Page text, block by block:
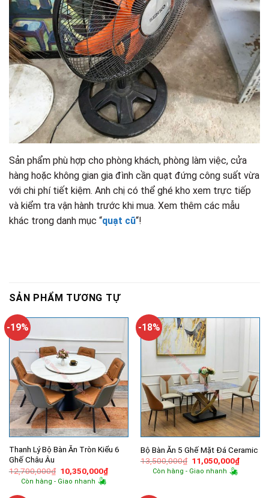
Sản phẩm phù hợp cho phòng khách, phòng làm việc, cửa
hàng hoặc không gian gia đình cần quạt đứng công suất vừa
với chi phí tiết kiệm. Anh chị có thể ghé kho xem trực tiếp
và kiểm tra vận hành trước khi mua. Xem thêm các mẫu
khác trong danh mục “quạt cũ“!
SẢN PHẨM TƯƠNG TỰ
-19%
Thanh Lý Bộ Bàn Ăn Tròn Kiểu 6
Ghế Châu Âu
12,700,000₫ Giá
gốc
là:
10,350,000₫Giá
hiện
Còn hàng - Giao nhanh
-18%
Bộ Bàn Ăn 5 Ghế Mặt Đá Ceramic
13,500,000₫ Giá
gốc
là:
11,050,000₫Giá
hiện
Còn hàng - Giao nhanh